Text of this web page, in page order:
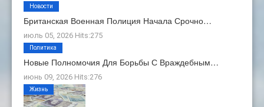
Британская Военная Полиция Начала Срочно…
июль 05, 2026 Hits:275
Новости
Новые Полномочия Для Борьбы С Враждебным…
июнь 09, 2026 Hits:276
Политика
Жизнь